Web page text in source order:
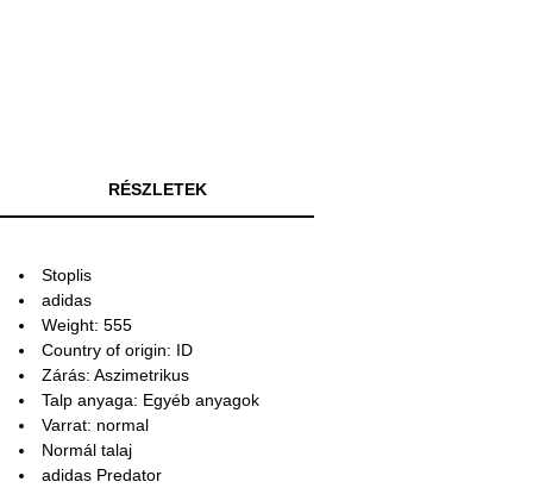
RÉSZLETEK
Stoplis
adidas
Weight: 555
Country of origin: ID
Zárás: Aszimetrikus
Talp anyaga: Egyéb anyagok
Varrat: normal
Normál talaj
adidas Predator